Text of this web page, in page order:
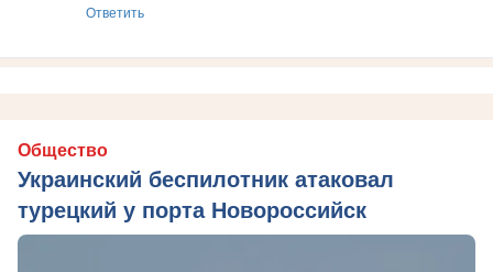
Ответить
Общество
Украинский беспилотник атаковал
турецкий у порта Новороссийск